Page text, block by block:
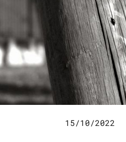
15/10/2022